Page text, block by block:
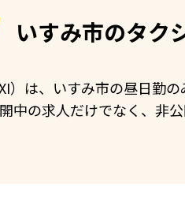
いすみ市のタク
）は、いすみ市の昼日勤
中の求人だけでなく、非